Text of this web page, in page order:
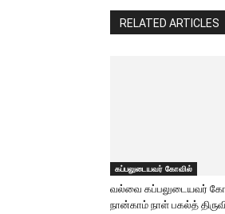
RELATED ARTICLES
கப்பலுடையவர் கோவில்
வல்வை கப்பலுடையவர்
நான்காம் நாள் பகல்த்